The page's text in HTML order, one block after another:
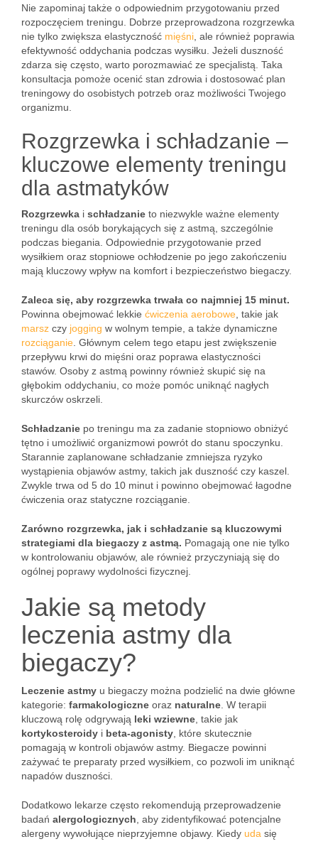
Nie zapominaj także o odpowiednim przygotowaniu przed
rozpoczęciem treningu. Dobrze przeprowadzona rozgrzewka
nie tylko zwiększa elastyczność mięśni , ale również poprawia
efektywność oddychania podczas wysiłku. Jeżeli duszność
zdarza się często, warto porozmawiać ze specjalistą. Taka
konsultacja pomoże ocenić stan zdrowia i dostosować plan
treningowy do osobistych potrzeb oraz możliwości Twojego
organizmu.
Rozgrzewka i schładzanie –
kluczowe elementy treningu
dla astmatyków
Rozgrzewka i schładzanie to niezwykle ważne elementy
treningu dla osób borykających się z astmą, szczególnie
podczas biegania. Odpowiednie przygotowanie przed
wysiłkiem oraz stopniowe ochłodzenie po jego zakończeniu
mają kluczowy wpływ na komfort i bezpieczeństwo biegaczy.
Zaleca się, aby rozgrzewka trwała co najmniej 15 minut.
Powinna obejmować lekkie ćwiczenia aerobowe , takie jak
marsz czy jogging w wolnym tempie, a także dynamiczne
rozciąganie . Głównym celem tego etapu jest zwiększenie
przepływu krwi do mięśni oraz poprawa elastyczności
stawów. Osoby z astmą powinny również skupić się na
głębokim oddychaniu, co może pomóc uniknąć nagłych
skurczów oskrzeli.
Schładzanie po treningu ma za zadanie stopniowo obniżyć
tętno i umożliwić organizmowi powrót do stanu spoczynku.
Starannie zaplanowane schładzanie zmniejsza ryzyko
wystąpienia objawów astmy, takich jak duszność czy kaszel.
Zwykle trwa od 5 do 10 minut i powinno obejmować łagodne
ćwiczenia oraz statyczne rozciąganie.
Zarówno rozgrzewka, jak i schładzanie są kluczowymi
strategiami dla biegaczy z astmą. Pomagają one nie tylko
w kontrolowaniu objawów, ale również przyczyniają się do
ogólnej poprawy wydolności fizycznej.
Jakie są metody
leczenia astmy dla
biegaczy?
Leczenie astmy u biegaczy można podzielić na dwie główne
kategorie: farmakologiczne oraz naturalne . W terapii
kluczową rolę odgrywają leki wziewne , takie jak
kortykosteroidy i beta-agonisty , które skutecznie
pomagają w kontroli objawów astmy. Biegacze powinni
zażywać te preparaty przed wysiłkiem, co pozwoli im uniknąć
napadów duszności.
Dodatkowo lekarze często rekomendują przeprowadzenie
badań alergologicznych , aby zidentyfikować potencjalne
alergeny wywołujące nieprzyjemne objawy. Kiedy uda się